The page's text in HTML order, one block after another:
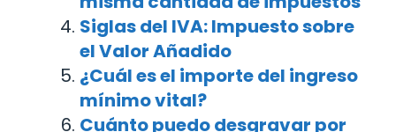
Siglas del IVA: Impuesto sobre
el Valor Añadido
¿Cuál es el importe del ingreso
mínimo vital?
Cuánto puedo desgravar por